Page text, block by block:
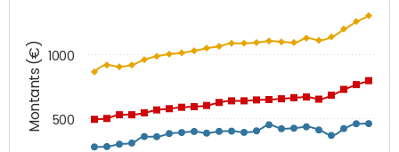
Montants (€) 500
1000